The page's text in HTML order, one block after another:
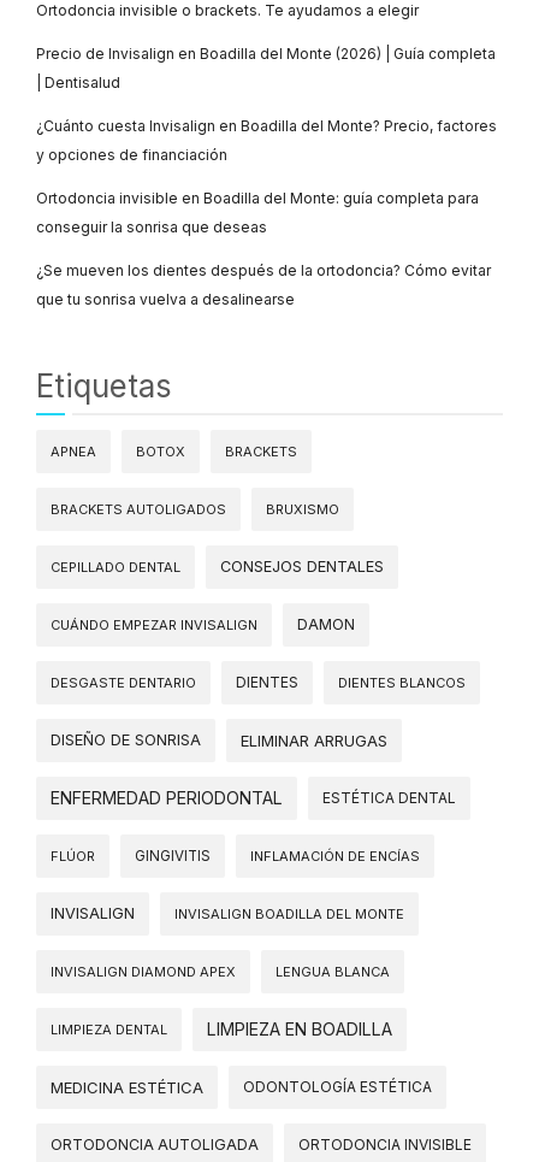
Ortodoncia invisible o brackets. Te ayudamos a elegir
Precio de Invisalign en Boadilla del Monte (2026) | Guía completa
| Dentisalud
¿Cuánto cuesta Invisalign en Boadilla del Monte? Precio, factores
y opciones de financiación
Ortodoncia invisible en Boadilla del Monte: guía completa para
conseguir la sonrisa que deseas
¿Se mueven los dientes después de la ortodoncia? Cómo evitar
que tu sonrisa vuelva a desalinearse
Etiquetas
APNEA BOTOX BRACKETS
BRACKETS AUTOLIGADOS BRUXISMO
CEPILLADO DENTAL CONSEJOS DENTALES
CUÁNDO EMPEZAR INVISALIGN DAMON
DESGASTE DENTARIO DIENTES DIENTES BLANCOS
DISEÑO DE SONRISA ELIMINAR ARRUGAS
ENFERMEDAD PERIODONTAL ESTÉTICA DENTAL
FLÚOR GINGIVITIS INFLAMACIÓN DE ENCÍAS
INVISALIGN INVISALIGN BOADILLA DEL MONTE
INVISALIGN DIAMOND APEX LENGUA BLANCA
LIMPIEZA DENTAL LIMPIEZA EN BOADILLA
MEDICINA ESTÉTICA ODONTOLOGÍA ESTÉTICA
ORTODONCIA AUTOLIGADA ORTODONCIA INVISIBLE